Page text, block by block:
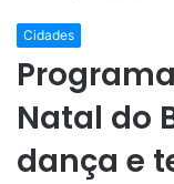
Cidades
Natal do
dança e